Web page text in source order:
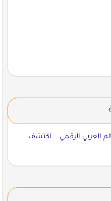
العربي الرقمي... اكتشف